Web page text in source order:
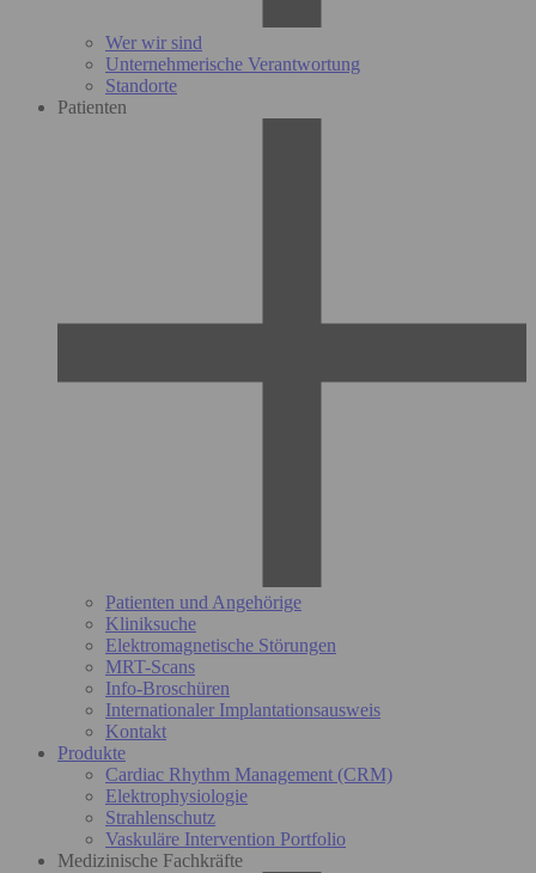
Wer wir sind
Unternehmerische Verantwortung
Standorte
Patienten
Patienten und Angehörige
Kliniksuche
Elektromagnetische Störungen
MRT-Scans
Info-Broschüren
Internationaler Implantationsausweis
Kontakt
Produkte
Cardiac Rhythm Management (CRM)
Elektrophysiologie
Strahlenschutz
Vaskuläre Intervention Portfolio
Medizinische Fachkräfte